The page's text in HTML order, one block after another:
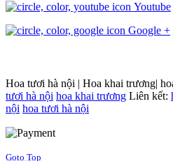
Youtube
Google +
Hoa tươi hà nội | Hoa khai trương|
tươi hà nội hoa khai trương Liên kết:
nội hoa tươi hà nội
Goto Top